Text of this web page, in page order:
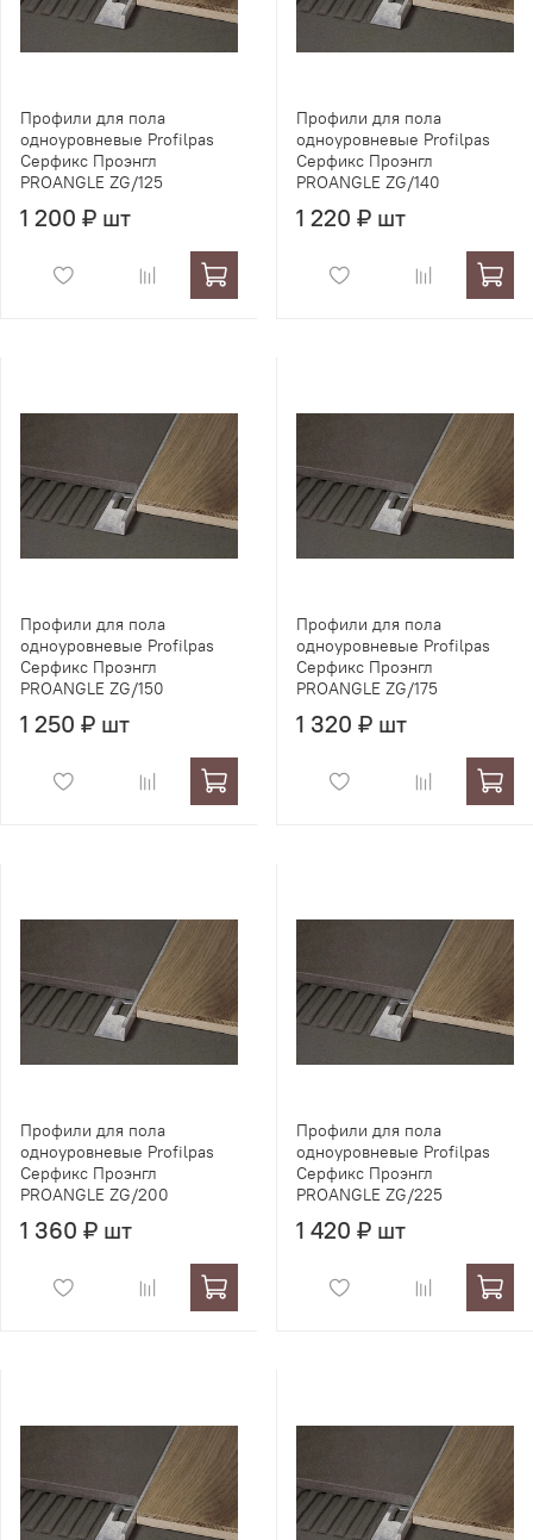
Профили для пола
одноуровневые Profilpas
Серфикс Проэнгл
PROANGLE ZG/125
1 200 ₽ шт
Профили для пола
одноуровневые Profilpas
Серфикс Проэнгл
PROANGLE ZG/140
1 220 ₽ шт
Профили для пола
одноуровневые Profilpas
Серфикс Проэнгл
PROANGLE ZG/150
1 250 ₽ шт
Профили для пола
одноуровневые Profilpas
Серфикс Проэнгл
PROANGLE ZG/175
1 320 ₽ шт
Профили для пола
одноуровневые Profilpas
Серфикс Проэнгл
PROANGLE ZG/200
1 360 ₽ шт
Профили для пола
одноуровневые Profilpas
Серфикс Проэнгл
PROANGLE ZG/225
1 420 ₽ шт